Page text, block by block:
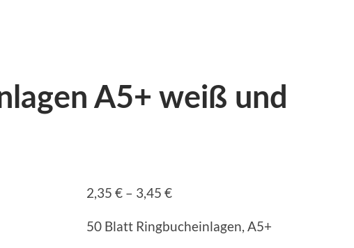
A5+ weiß und
2,35 €– 3,45 €
50 Blatt Ringbucheinlagen, A5+